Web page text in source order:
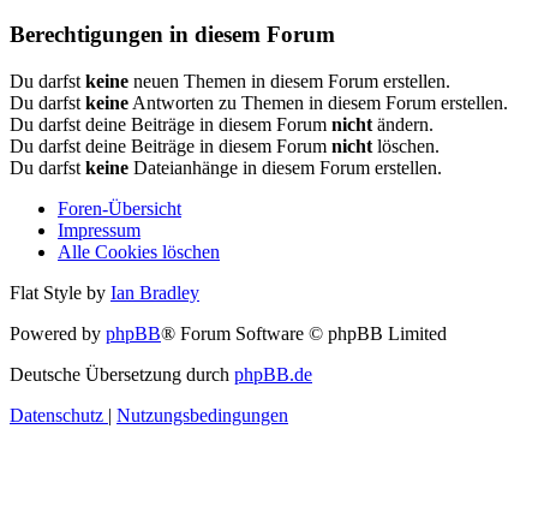
Berechtigungen in diesem Forum
Du darfst keine neuen Themen in diesem Forum erstellen.
Du darfst keine Antworten zu Themen in diesem Forum erstellen.
Du darfst deine Beiträge in diesem Forum nicht ändern.
Du darfst deine Beiträge in diesem Forum nicht löschen.
Du darfst keine Dateianhänge in diesem Forum erstellen.
Foren-Übersicht
Impressum
Alle Cookies löschen
Flat Style by Ian Bradley
Powered by phpBB® Forum Software © phpBB Limited
Deutsche Übersetzung durch phpBB.de
Datenschutz | Nutzungsbedingungen